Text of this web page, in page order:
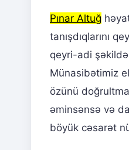
Pınar Altuğ
tanışdıqlarını
qeyri-adi şəkildə
Münasibətimiz
özünü
əminsənsə və
böyük cəsarət